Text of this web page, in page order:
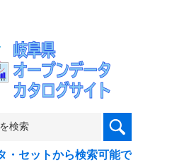
・セットから検索可能で